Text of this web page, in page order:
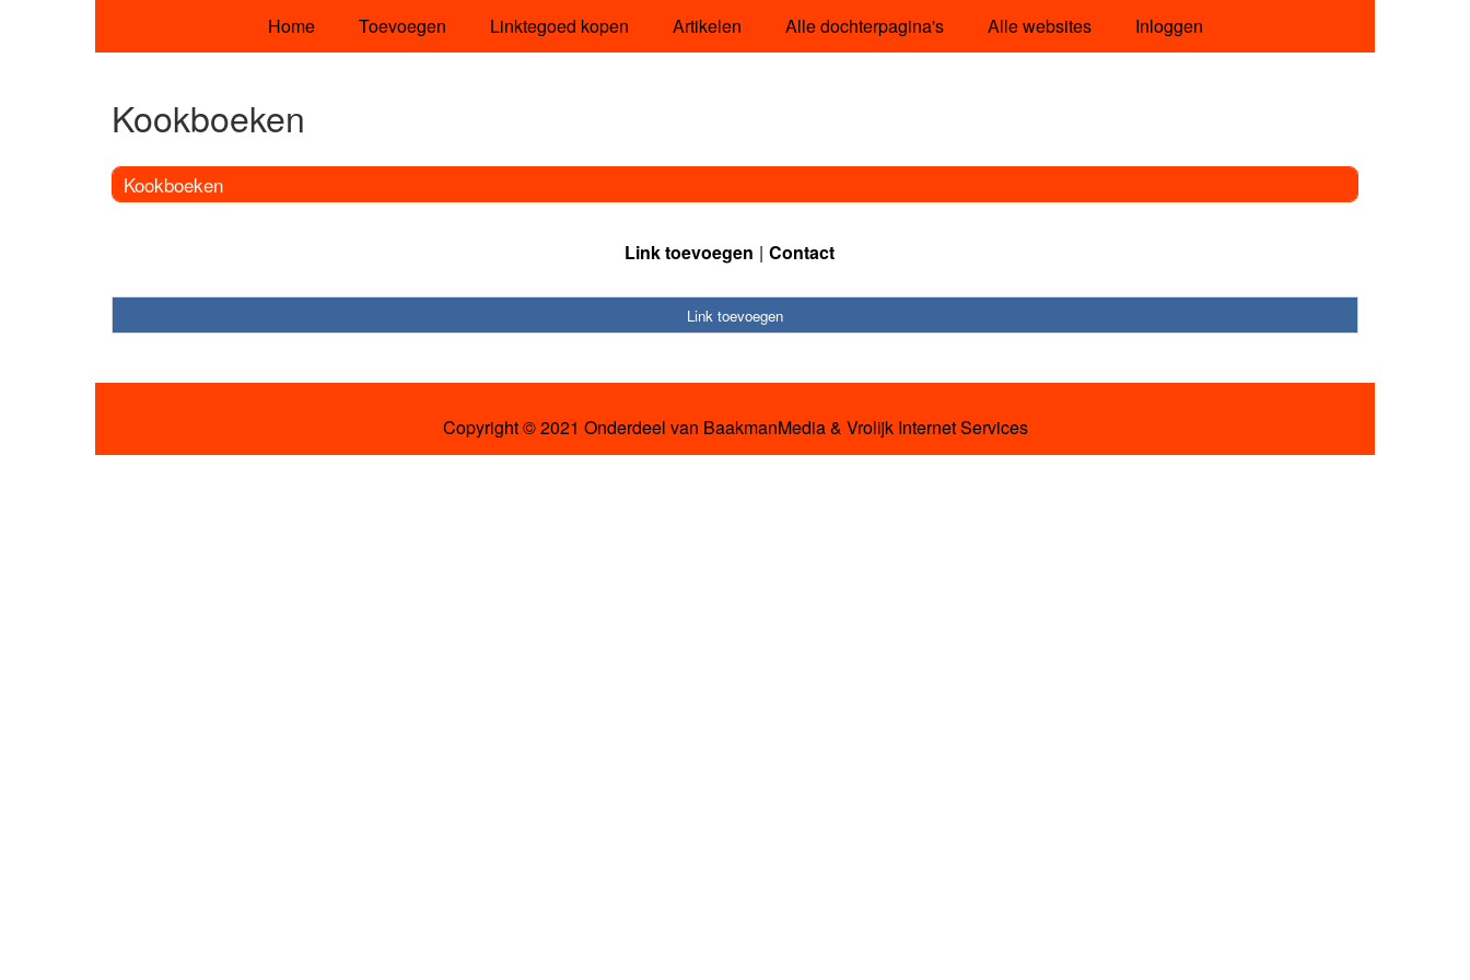
Home Toevoegen Linktegoed kopen Artikelen Alle dochterpagina's Alle websites Inloggen
Kookboeken
Kookboeken
Link toevoegen Contact
Link toevoegen
Copyright © 2021 Onderdeel van BaakmanMedia& Vrolijk Internet Services